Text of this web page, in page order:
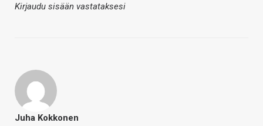
Kirjaudu sisään vastataksesi
Juha Kokkonen